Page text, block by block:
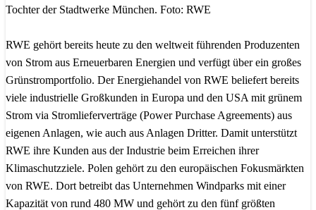
Tochter der Stadtwerke München. Foto: RWE
RWE gehört bereits heute zu den weltweit führenden Produzenten
von Strom aus Erneuerbaren Energien und verfügt über ein großes
Grünstromportfolio. Der Energiehandel von RWE beliefert bereits
viele industrielle Großkunden in Europa und den USA mit grünem
Strom via Stromlieferverträge (Power Purchase Agreements) aus
eigenen Anlagen, wie auch aus Anlagen Dritter. Damit unterstützt
RWE ihre Kunden aus der Industrie beim Erreichen ihrer
Klimaschutzziele. Polen gehört zu den europäischen Fokusmärkten
von RWE. Dort betreibt das Unternehmen Windparks mit einer
Kapazität von rund 480 MW und gehört zu den fünf größten